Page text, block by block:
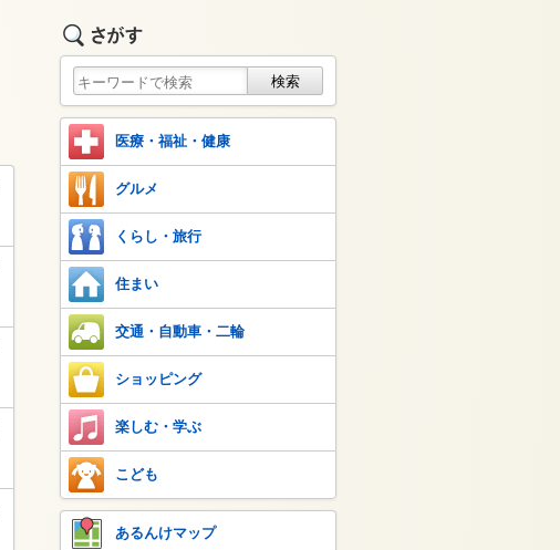
医療・福祉・健康
グルメ
くらし・旅行
住まい
交通・自動車・二輪
ショッピング
楽しむ・学ぶ
こども
あるんけマップ